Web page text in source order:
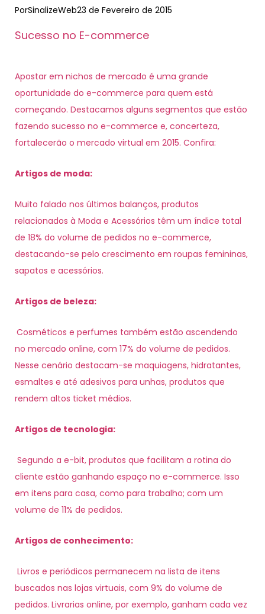
PorSinalizeWeb23 de Fevereiro de 2015
Sucesso no E-commerce
Apostar em nichos de mercado é uma grande
oportunidade do e-commerce para quem está
começando. Destacamos alguns segmentos que estão
fazendo sucesso no e-commerce e, concerteza,
fortalecerão o mercado virtual em 2015. Confira:
Artigos de moda:
Muito falado nos últimos balanços, produtos
relacionados à Moda e Acessórios têm um índice total
de 18% do volume de pedidos no e-commerce,
destacando-se pelo crescimento em roupas femininas,
sapatos e acessórios.
Artigos de beleza:
Cosméticos e perfumes também estão ascendendo
no mercado online, com 17% do volume de pedidos.
Nesse cenário destacam-se maquiagens, hidratantes,
esmaltes e até adesivos para unhas, produtos que
rendem altos ticket médios.
Artigos de tecnologia:
Segundo a e-bit, produtos que facilitam a rotina do
cliente estão ganhando espaço no e-commerce. Isso
em itens para casa, como para trabalho; com um
volume de 11% de pedidos.
Artigos de conhecimento:
Livros e periódicos permanecem na lista de itens
buscados nas lojas virtuais, com 9% do volume de
pedidos. Livrarias online, por exemplo, ganham cada vez